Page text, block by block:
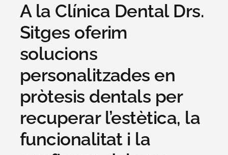
A la Clínica Dental Drs.
Sitges oferim
solucions
personalitzades en
pròtesis dentals per
recuperar l’estètica, la
funcionalitat i la